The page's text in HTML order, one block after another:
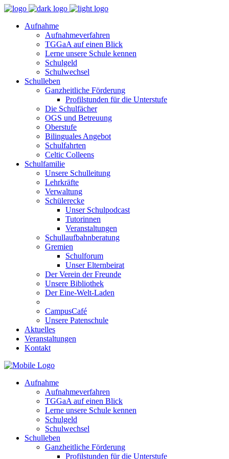
Aufnahme
Aufnahmeverfahren
TGGaA auf einen Blick
Lerne unsere Schule kennen
Schulgeld
Schulwechsel
Schulleben
Ganzheitliche Förderung
Profilstunden für die Unterstufe
Die Schulfächer
OGS und Betreuung
Oberstufe
Bilinguales Angebot
Schulfahrten
Celtic Colleens
Schulfamilie
Unsere Schulleitung
Lehrkräfte
Verwaltung
Schülerecke
Unser Schulpodcast
Tutorinnen
Veranstaltungen
Schullaufbahnberatung
Gremien
Schulforum
Unser Elternbeirat
Der Verein der Freunde
Unsere Bibliothek
Der Eine-Welt-Laden
CampusCafé
Unsere Patenschule
Aktuelles
Veranstaltungen
Kontakt
Aufnahme
Aufnahmeverfahren
TGGaA auf einen Blick
Lerne unsere Schule kennen
Schulgeld
Schulwechsel
Schulleben
Ganzheitliche Förderung
Profilstunden für die Unterstufe